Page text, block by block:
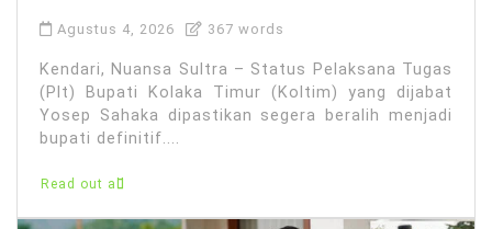
Agustus 4, 2026 367 words
Kendari, Nuansa Sultra – Status Pelaksana Tugas
(Plt) Bupati Kolaka Timur (Koltim) yang dijabat
Yosep Sahaka dipastikan segera beralih menjadi
bupati definitif....
Read out all